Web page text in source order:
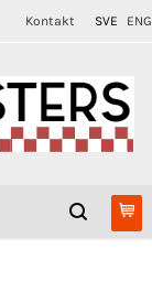
Kontakt SVE ENG